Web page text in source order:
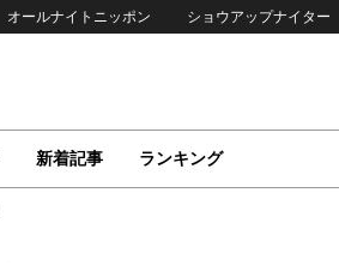
オールナイトニッポン ショウアップナイター
新着記事 ランキング